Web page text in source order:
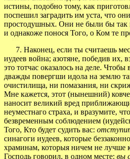
истины, подобно тому, как
поспешил заградить им уста, что
простодушных. Они не были бы так
и однакоже понося Того, о Ком те
7. Наконец, если ты считаешь
иудеев война; азотяне, победив их,
это тотчас оказалось на деле.
дважды повергши идола на землю
очистилища, ни помазания, ни
Мне кажется, этот (нынешний)
наносит великий вред
неуместнаго страха, и вразумите,
безвременным соблюдением
Того, Кто будет судить вас:
синагоги иудеев, которые
храминам, которыя ничем не лучше
Господь говорил, в одном месте: вы